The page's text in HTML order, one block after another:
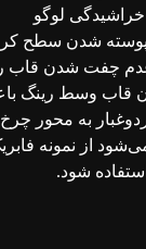
لوگو
پوسته شدن سطح
چفت شدن قاب
قاب وسط رینگ
به محور
از نمونه
شود.